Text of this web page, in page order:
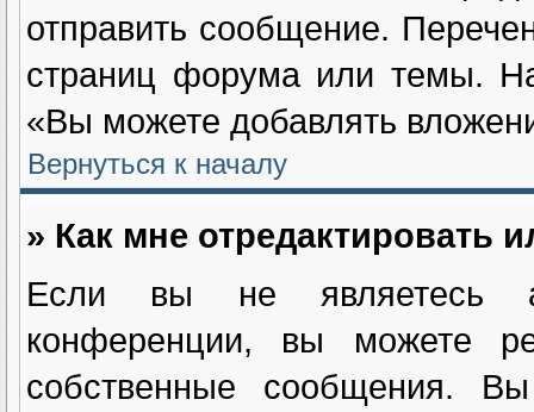
отправить сообщение.
страниц форума или темы.
«Вы можете добавлять
Вернуться к началу
» Как мне отредактировать
Если вы не являетесь
конференции, вы можете
собственные сообщения.